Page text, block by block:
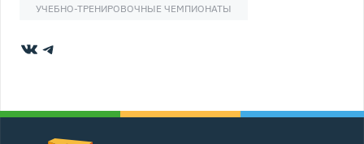
УЧЕБНО-ТРЕНИРОВОЧНЫЕ ЧЕМПИОНАТЫ
ВКонтакте
Telegram